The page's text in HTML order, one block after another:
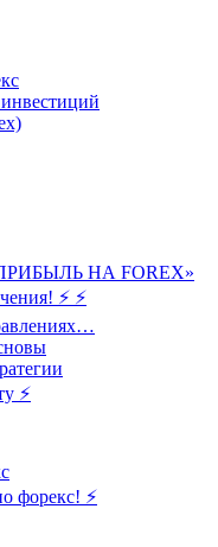
НА FOREX»
⚡ ⚡
⚡️
форекс! ⚡